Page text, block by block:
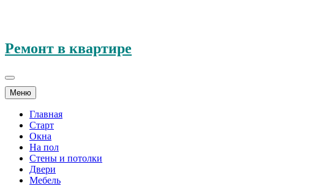
Ремонт в квартире
Меню
Главная
Старт
Окна
На пол
Стены и потолки
Двери
Мебель